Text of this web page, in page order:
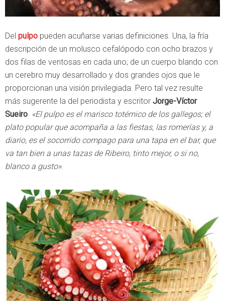
Del pulpo pueden acuñarse varias definiciones. Una, la fría
descripción de un molusco cefalópodo con ocho brazos y
dos filas de ventosas en cada uno; de un cuerpo blando con
un cerebro muy desarrollado y dos grandes ojos que le
proporcionan una visión privilegiada. Pero tal vez resulte
más sugerente la del periodista y escritor Jorge-Víctor
Sueiro «El pulpo es el marisco totémico de los gallegos; el
plato popular que acompaña a las fiestas, las romerías y, a
diario, es el socorrido compago para una tapa en el bar, que
va tan bien a unas tazas de Ribeiro, tinto mejor, o si no,
blanco a gusto».